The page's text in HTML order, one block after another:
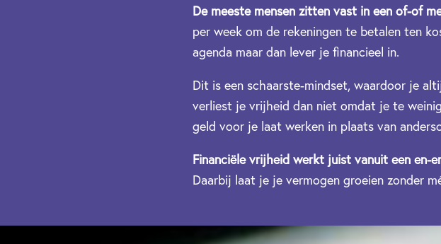
De meeste mensen zitten vast in een of-of
per week om de rekeningen te betalen ten
agenda maar dan lever je financieel in.
Dit is een schaarste-mindset, waardoor je
verliest je vrijheid dan niet omdat je te
geld voor je laat werken in plaats van
Financiële vrijheid werkt juist vanuit een
Daarbij laat je je vermogen groeien zonder